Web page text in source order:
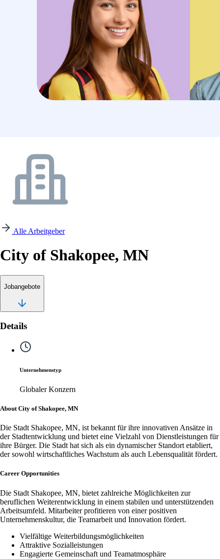
Alle Arbeitgeber
City of Shakopee, MN
Jobangebote
Details
Unternehmenstyp
Globaler Konzern
About City of Shakopee, MN
Die Stadt Shakopee, MN, ist bekannt für ihre innovativen Ansätze in
der Stadtentwicklung und bietet eine Vielzahl von Dienstleistungen für
ihre Bürger. Die Stadt hat sich als ein dynamischer Standort etabliert,
der sowohl wirtschaftliches Wachstum als auch Lebensqualität fördert.
Career Opportunities
Die Stadt Shakopee, MN, bietet zahlreiche Möglichkeiten zur
beruflichen Weiterentwicklung in einem stabilen und unterstützenden
Arbeitsumfeld. Mitarbeiter profitieren von einer positiven
Unternehmenskultur, die Teamarbeit und Innovation fördert.
Vielfältige Weiterbildungsmöglichkeiten
Attraktive Sozialleistungen
Engagierte Gemeinschaft und Teamatmosphäre